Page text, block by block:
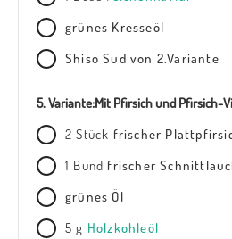
grünes Kresseöl
Shiso Sud von 2.Variante
5. Variante:Mit Pfirsich und Pfirsich-
2 Stück frischer
1 Bund frischer
grünes Öl
5 g Holzkohleöl